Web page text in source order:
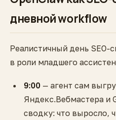
дневной workflow
Реалистичный день SEO-
в роли младшего
9:00 — агент сам
Яндекс.Вебмастера и
сводку: что выросло,